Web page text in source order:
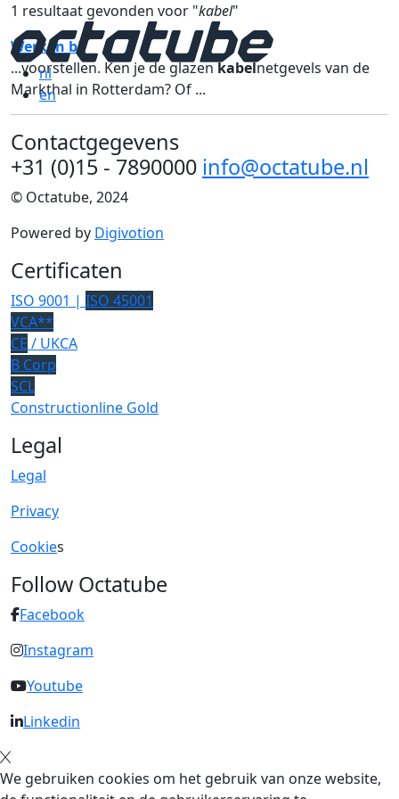
nl
en
1 resultaat gevonden voor "kabel"
Werken bij
...voorstellen. Ken je de glazenkabelnetgevels van de
Markthal in Rotterdam? Of ...
Contactgegevens
+31 (0)15 - 7890000 info@octatube.nl
© Octatube, 2024
Powered by Digivotion
Certificaten
ISO 9001 | ISO 45001
VCA**
CE / UKCA
B Corp
SCL
Constructionline Gold
Legal
Legal
Privacy
Cookies
Follow Octatube
Facebook
Instagram
Youtube
Linkedin
We gebruiken cookies om het gebruik van onze website,